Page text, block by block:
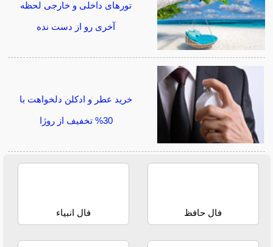
تورهای داخلی و خارجی لحظه
آخری رو از دست نده
خرید عطر و ادکلن دلخواهت با
30% تخفیف از روژا
فال حافظ فال انبیاء